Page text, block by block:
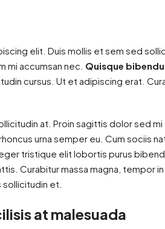
elit. Duis mollis et sem sed
mi accumsan nec. Quisque
cursus. Ut et adipiscing erat.
at. Proin sagittis dolor sed
urna semper eu. Cum sociis
tristique elit lobortis purus
Curabitur massa magna, tempor in
sollicitudin et.
at malesuada